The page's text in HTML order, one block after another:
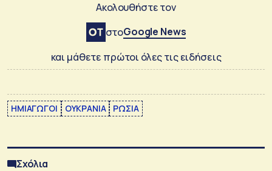
Ακολουθήστε τον
στοGoogle News
και μάθετε πρώτοι όλες τις ειδήσεις
ΗΜΙΑΓΩΓΟΙ ΟΥΚΡΑΝΙΑ ΡΩΣΙΑ
Σχόλια